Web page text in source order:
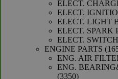
ELECT.
ELECT.
ELECT. LIGHT
ELECT. SPARK
ELECT. SWITCH
ENGINE PARTS
ENG. AIR
ENG.
33503350